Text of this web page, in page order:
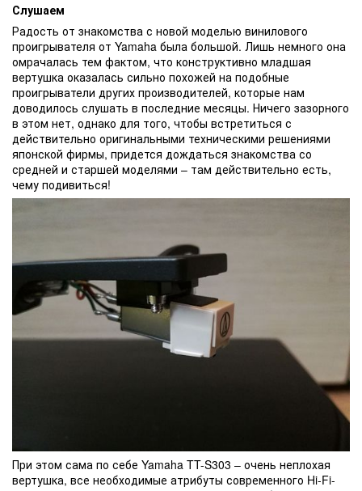
Слушаем
Радость от знакомства с новой моделью винилового
проигрывателя от Yamaha была большой. Лишь немного она
омрачалась тем фактом, что конструктивно младшая
вертушка оказалась сильно похожей на подобные
проигрыватели других производителей, которые нам
доводилось слушать в последние месяцы. Ничего зазорного
в этом нет, однако для того, чтобы встретиться с
действительно оригинальными техническими решениями
японской фирмы, придется дождаться знакомства со
средней и старшей моделями – там действительно есть,
чему подивиться!
При этом сама по себе Yamaha TT-S303 – очень неплохая
вертушка, все необходимые атрибуты современного Hi-Fi-